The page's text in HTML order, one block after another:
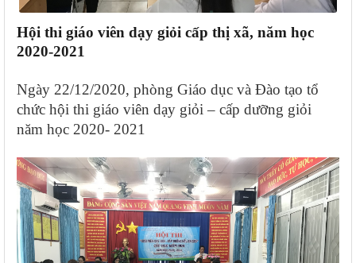
Hội thi giáo viên dạy giỏi cấp thị xã, năm học
2020-2021
Ngày 22/12/2020, phòng Giáo dục và Đào tạo tổ
chức hội thi giáo viên dạy giỏi – cấp dưỡng giỏi
năm học 2020- 2021